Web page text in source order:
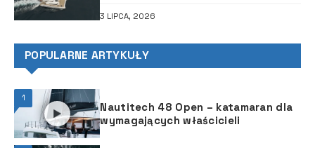
3 LIPCA, 2026
POPULARNE ARTYKUŁY
1
Nautitech 48 Open – katamaran dla
wymagających właścicieli